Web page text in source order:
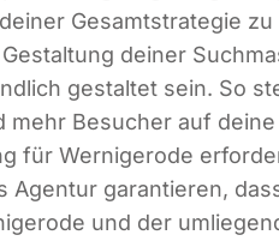
Gesamt­stra­te­gie
dei­ner
gestal­tet sein. So
Besu­cher auf
für Wer­ni­ge­ro­de
Agen­tur garan­tie­ren,
und der